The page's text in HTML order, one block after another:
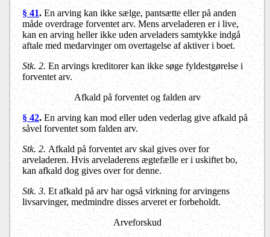
§ 41.En arving kan ikke sælge, pantsætte eller på anden
måde overdrage forventet arv. Mens arveladeren er i live,
kan en arving heller ikke uden arveladers samtykke indgå
aftale med medarvinger om overtagelse af aktiver i boet.
Stk. 2. En arvings kreditorer kan ikke søge fyldestgørelse i
forventet arv.
Afkald på forventet og falden arv
§ 42.En arving kan mod eller uden vederlag give afkald på
såvel forventet som falden arv.
Stk. 2. Afkald på forventet arv skal gives over for
arveladeren. Hvis arveladerens ægtefælle er i uskiftet bo,
kan afkald dog gives over for denne.
Stk. 3. Et afkald på arv har også virkning for arvingens
livsarvinger, medmindre disses arveret er forbeholdt.
Arveforskud